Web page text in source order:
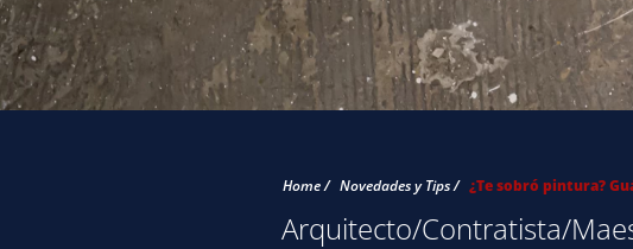
Home / Novedades y Tips / ¿Te sobró pintura?
Arquitecto/Contratista/